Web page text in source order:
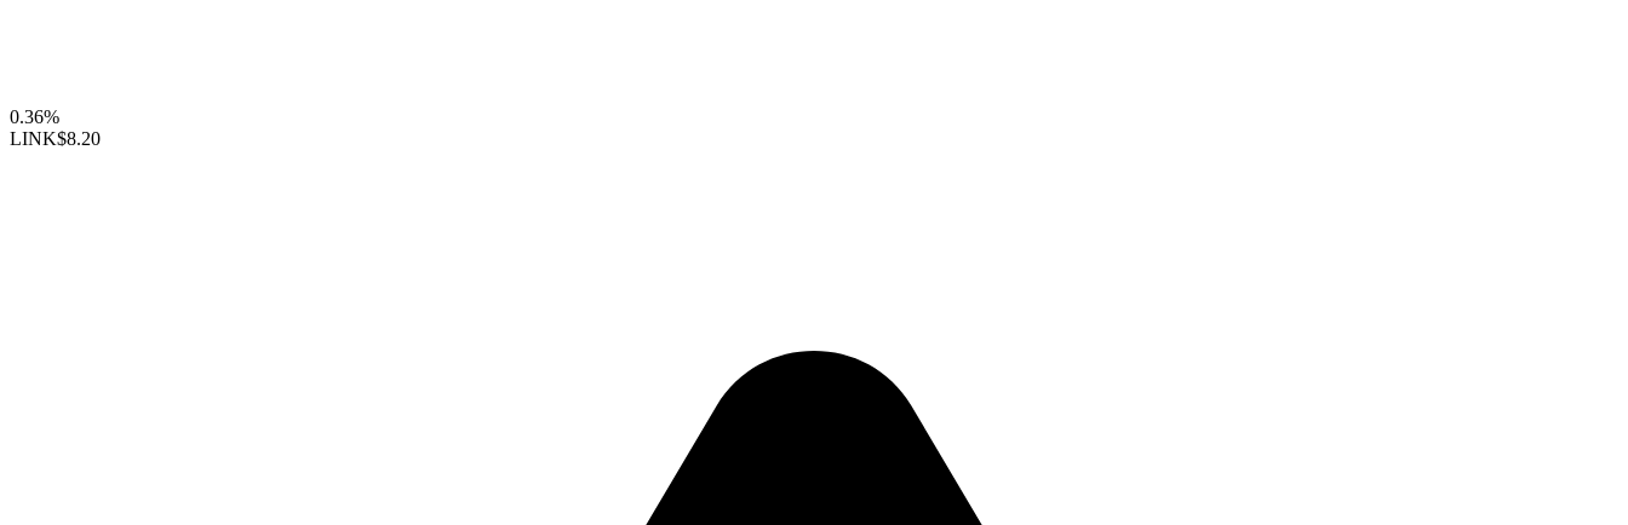
0.36%
LINK$8.20